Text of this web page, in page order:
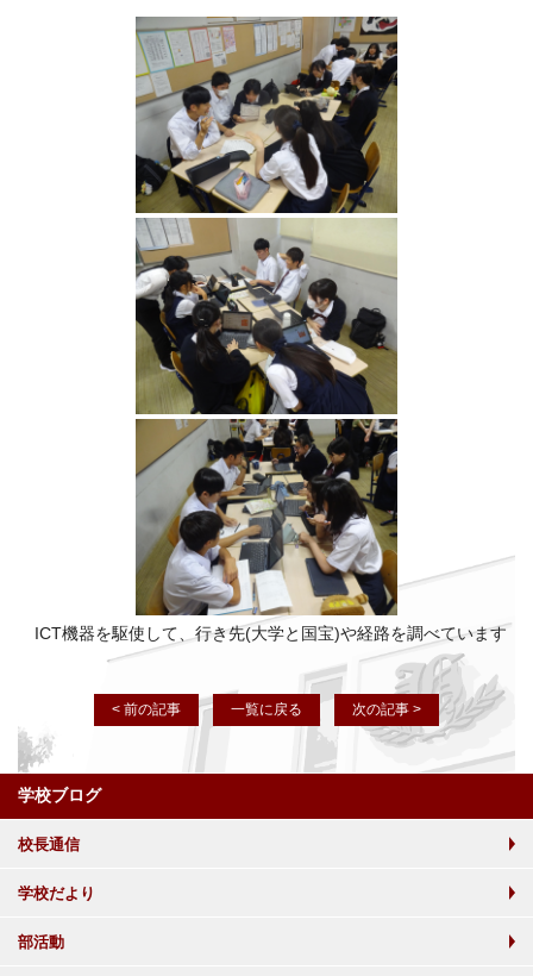
ICT機器を駆使して、行き先(大学と国宝)や経路を調べています
< 前の記事 一覧に戻る 次の記事 >
学校ブログ
校長通信
学校だより
部活動